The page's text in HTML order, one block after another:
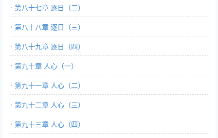
第八十七章 逐日（二）
第八十八章 逐日（三）
第八十九章 逐日（四）
第九十章 人心（一）
第九十一章 人心（二）
第九十二章 人心（三）
第九十三章 人心（四）